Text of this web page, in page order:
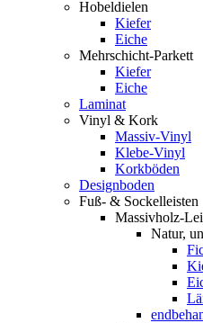
Hobeldielen
Kiefer
Eiche
Mehrschicht-Parkett
Kiefer
Eiche
Laminat
Vinyl & Kork
Massiv-Vinyl
Klebe-Vinyl
Korkböden
Designboden
Fuß- & Sockelleisten
Massivholz-
Natur,